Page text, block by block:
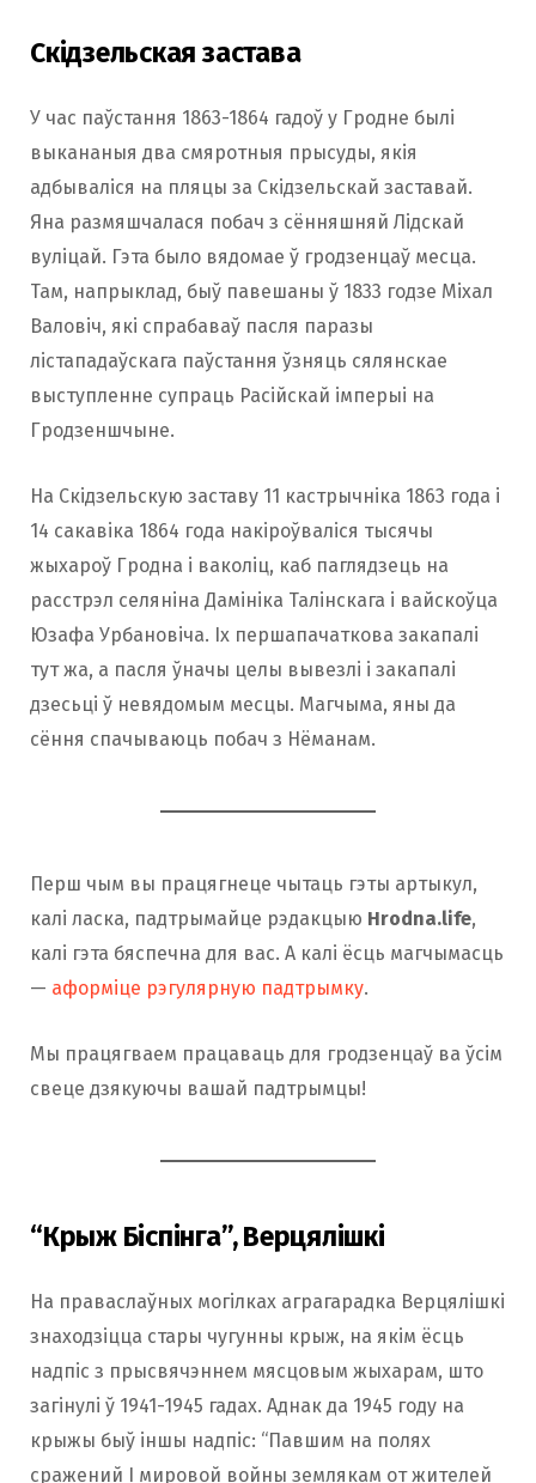
Скідзельская застава
У час паўстання 1863-1864 гадоў у Гродне былі
выкананыя два смяротныя прысуды, якія
адбываліся на пляцы за Скідзельскай заставай.
Яна размяшчалася побач з сённяшняй Лідскай
вуліцай. Гэта было вядомае ў гродзенцаў месца.
Там, напрыклад, быў павешаны ў 1833 годзе Міхал
Валовіч, які спрабаваў пасля паразы
лістападаўскага паўстання ўзняць сялянскае
выступленне супраць Расійскай імперыі на
Гродзеншчыне.
На Скідзельскую заставу 11 кастрычніка 1863 года і
14 сакавіка 1864 года накіроўваліся тысячы
жыхароў Гродна і ваколіц, каб паглядзець на
расстрэл селяніна Дамініка Талінскага і вайскоўца
Юзафа Урбановіча. Іх першапачаткова закапалі
тут жа, а пасля ўначы целы вывезлі і закапалі
дзесьці ў невядомым месцы. Магчыма, яны да
сёння спачываюць побач з Нёманам.
Перш чым вы працягнеце чытаць гэты артыкул,
калі ласка, падтрымайце рэдакцыю Hrodna.life,
калі гэта бяспечна для вас. А калі ёсць магчымасць
— аформіце рэгулярную падтрымку.
Мы працягваем працаваць для гродзенцаў ва ўсім
свеце дзякуючы вашай падтрымцы!
“Крыж Біспінга”, Верцялішкі
На праваслаўных могілках аграгарадка Верцялішкі
знаходзіцца стары чугунны крыж, на якім ёсць
надпіс з прысвячэннем мясцовым жыхарам, што
загінулі ў 1941-1945 гадах. Аднак да 1945 году на
крыжы быў іншы надпіс: “Павшим на полях
сражений I мировой войны землякам от жителей